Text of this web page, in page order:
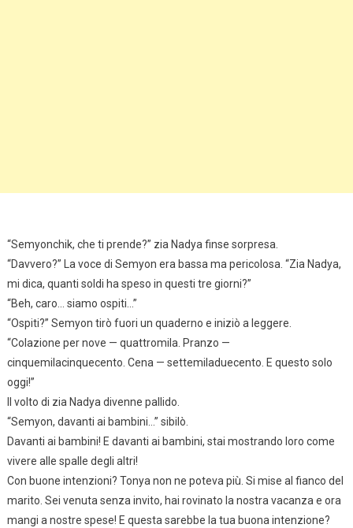
“Semyonchik, che ti prende?” zia Nadya finse sorpresa.
“Davvero?” La voce di Semyon era bassa ma pericolosa. “Zia Nadya,
mi dica, quanti soldi ha speso in questi tre giorni?”
“Beh, caro… siamo ospiti…”
“Ospiti?” Semyon tirò fuori un quaderno e iniziò a leggere.
“Colazione per nove — quattromila. Pranzo —
cinquemilacinquecento. Cena — settemiladuecento. E questo solo
oggi!”
Il volto di zia Nadya divenne pallido.
“Semyon, davanti ai bambini…” sibilò.
Davanti ai bambini! E davanti ai bambini, stai mostrando loro come
vivere alle spalle degli altri!
Con buone intenzioni? Tonya non ne poteva più. Si mise al fianco del
marito. Sei venuta senza invito, hai rovinato la nostra vacanza e ora
mangi a nostre spese! E questa sarebbe la tua buona intenzione?